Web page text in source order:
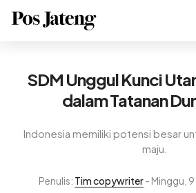
SDM Unggul Kunci
dalam Tatanan
Indonesia memiliki potensi besar
maju.
Penulis: Tim copywriter- Minggu,